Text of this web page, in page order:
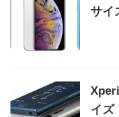
サイ
イズ